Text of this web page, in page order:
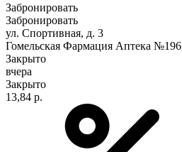
Забронировать
Забронировать
ул. Спортивная, д. 3
Гомельская Фармация Аптека №196
Закрыто
вчера
Закрыто
13,84 р.